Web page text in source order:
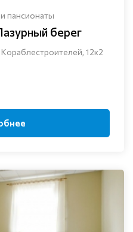
пансионаты
берег
12к2